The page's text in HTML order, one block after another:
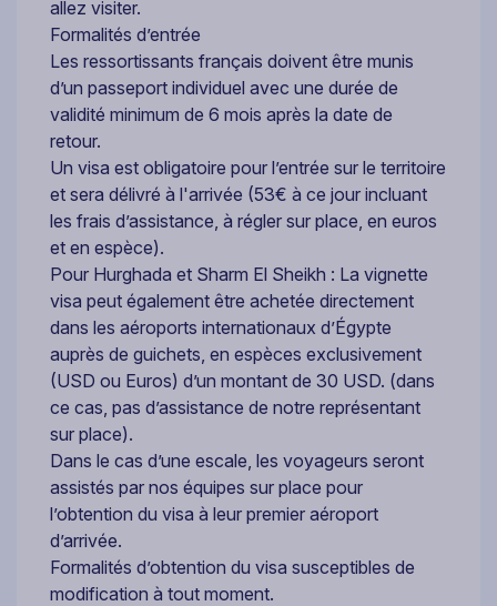
allez visiter.
Formalités d’entrée
Les ressortissants français doivent être munis
d’un passeport individuel avec une durée de
validité minimum de 6 mois après la date de
retour.
Un visa est obligatoire pour l’entrée sur le territoire
et sera délivré à l'arrivée (53€ à ce jour incluant
les frais d’assistance, à régler sur place, en euros
et en espèce).
Pour Hurghada et Sharm El Sheikh : La vignette
visa peut également être achetée directement
dans les aéroports internationaux d’Égypte
auprès de guichets, en espèces exclusivement
(USD ou Euros) d’un montant de 30 USD. (dans
ce cas, pas d’assistance de notre représentant
sur place).
Dans le cas d’une escale, les voyageurs seront
assistés par nos équipes sur place pour
l’obtention du visa à leur premier aéroport
d’arrivée.
Formalités d’obtention du visa susceptibles de
modification à tout moment.